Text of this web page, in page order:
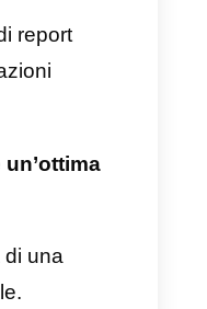
di
messaggistica
nella